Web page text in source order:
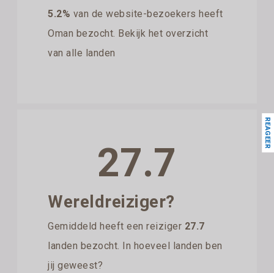
5.2% van de website-bezoekers heeft
Oman bezocht. Bekijk het overzicht
van alle landen
27.7
Wereldreiziger?
Gemiddeld heeft een reiziger 27.7
landen bezocht. In hoeveel landen ben
jij geweest?
REAGEER